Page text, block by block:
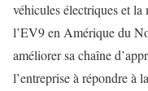
véhicules électriques et
l’EV9 en Amérique du
améliorer sa chaîne
l’entreprise à répondre à